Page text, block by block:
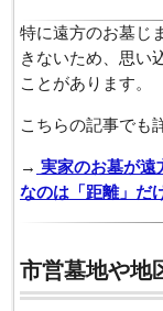
特に遠方のお墓じ
きないため、思い
ことがあります。
こちらの記事でも
→ 実家のお墓が遠
なのは「距離」だ
市営墓地や地